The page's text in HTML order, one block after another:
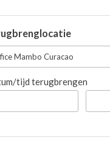
Mambo Curacao
tijd terugbrengen